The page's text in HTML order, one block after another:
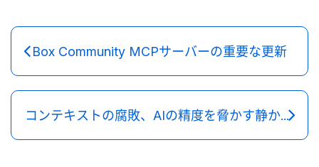
Box Community MCPサーバーの重要な更新
コンテキストの腐敗、AIの精度を脅かす静かな脅威